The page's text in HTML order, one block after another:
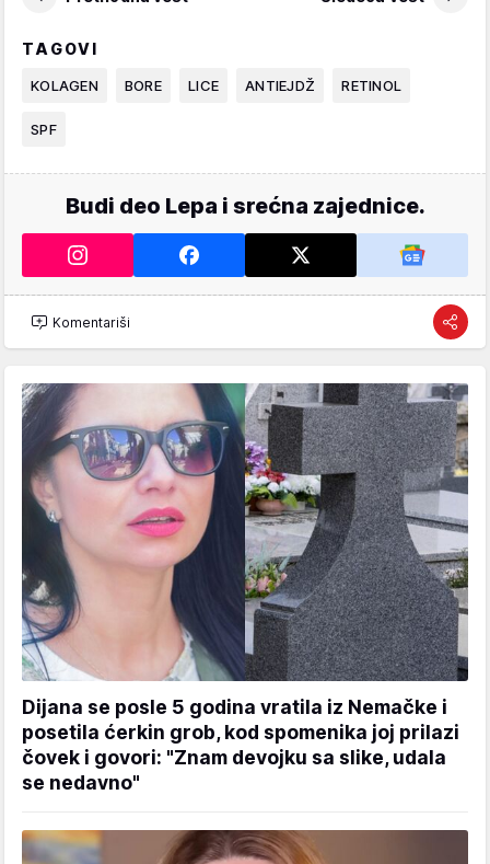
TAGOVI
KOLAGEN BORE LICE ANTIEJDŽ RETINOL
SPF
Budi deo Lepa i srećna zajednice.
Komentariši
Dijana se posle 5 godina vratila iz Nemačke i
posetila ćerkin grob, kod spomenika joj prilazi
čovek i govori: "Znam devojku sa slike, udala
se nedavno"